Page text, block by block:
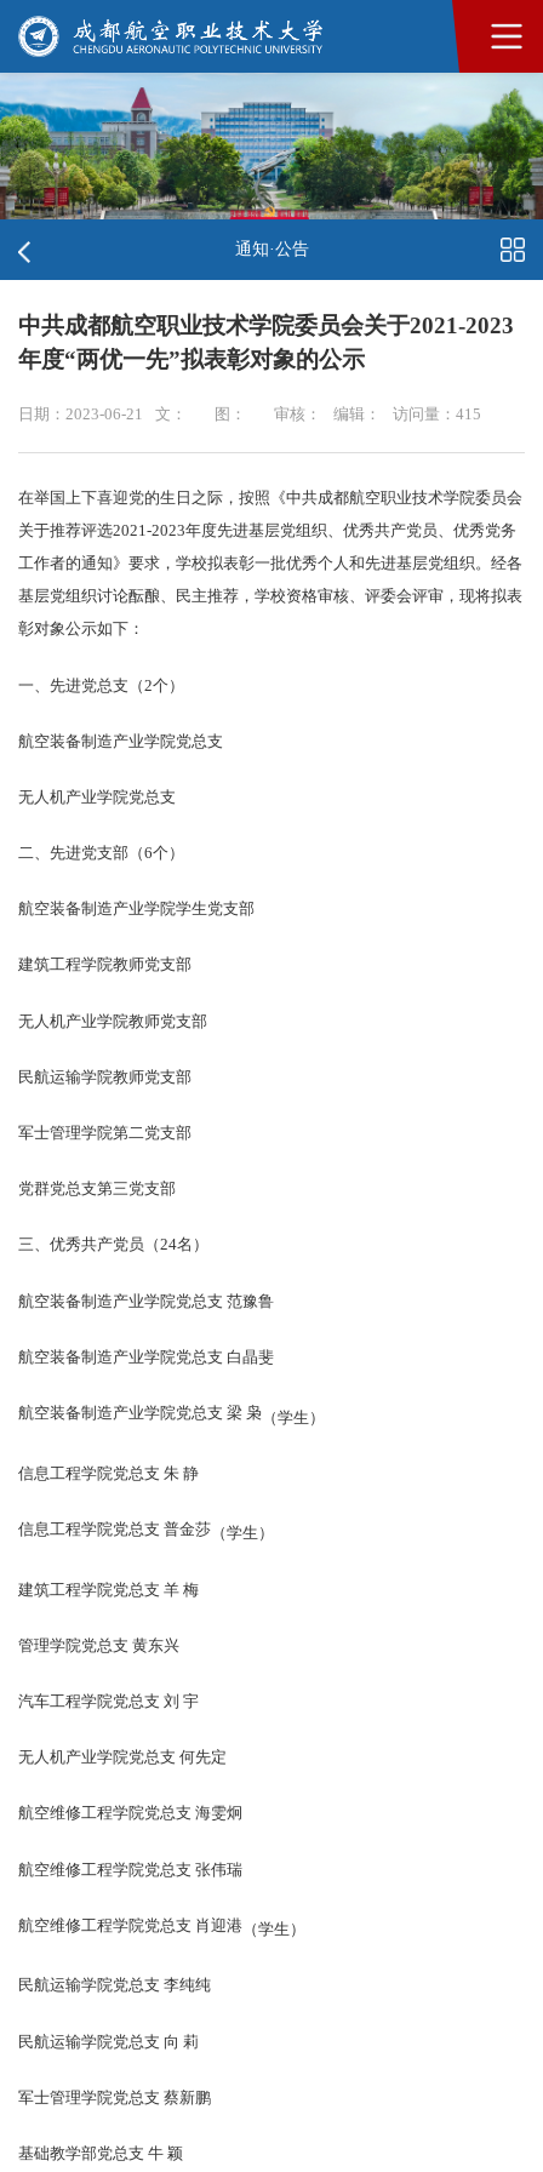
通知·公告
中共成都航空职业技术学院委员会关于2021-2023
年度“两优一先”拟表彰对象的公示
日期：2023-06-21 文： 图： 审核： 编辑： 访问量： 415
在举国上下喜迎党的生日之际，按照《中共成都航空职业技术学院委员会
关于推荐评选2021-2023年度先进基层党组织、优秀共产党员、优秀党务
工作者的通知》要求，学校拟表彰一批优秀个人和先进基层党组织。经各
基层党组织讨论酝酿、民主推荐，学校资格审核、评委会评审，现将拟表
彰对象公示如下：
一、先进党总支（2个）
航空装备制造产业学院党总支
无人机产业学院党总支
二、先进党支部（6个）
航空装备制造产业学院学生党支部
建筑工程学院教师党支部
无人机产业学院教师党支部
民航运输学院教师党支部
军士管理学院第二党支部
党群党总支第三党支部
三、优秀共产党员（24名）
航空装备制造产业学院党总支 范豫鲁
航空装备制造产业学院党总支 白晶斐
航空装备制造产业学院党总支 梁 枭 （学生）
信息工程学院党总支 朱 静
信息工程学院党总支 普金莎 （学生）
建筑工程学院党总支 羊 梅
管理学院党总支 黄东兴
汽车工程学院党总支 刘 宇
无人机产业学院党总支 何先定
航空维修工程学院党总支 海雯炯
航空维修工程学院党总支 张伟瑞
航空维修工程学院党总支 肖迎港 （学生）
民航运输学院党总支 李纯纯
民航运输学院党总支 向 莉
军士管理学院党总支 蔡新鹏
基础教学部党总支 牛 颖